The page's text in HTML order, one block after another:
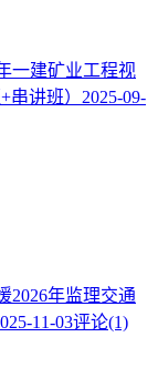
一建矿业工程视
讲班） 2025-09-
2026年监理交通
11-03评论(1)